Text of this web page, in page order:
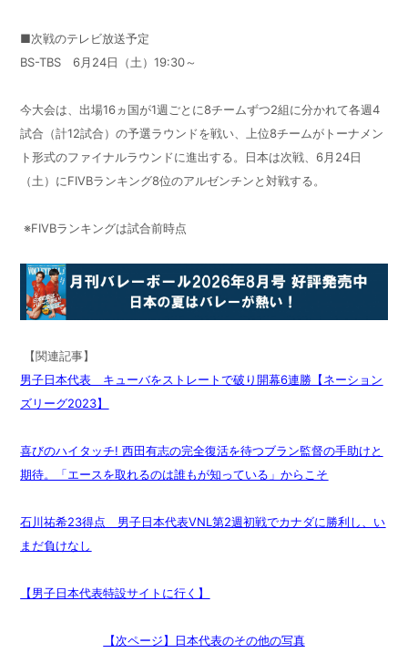
■次戦のテレビ放送予定
BS-TBS6月 24日（土）19:30～
今大会は、出場16ヵ国が1週ごとに8チームずつ2組に分かれて各週4
試合（計12試合）の予選ラウンドを戦い、上位8チームがトーナメン
ト形式のファイナルラウンドに進出する。日本は次戦、6月 24日
（土）にFIVBランキング8位のアルゼンチンと対戦する。
※FIVBランキングは試合前時点
【関連記事】
男子日本代表 キューバをストレートで破り開幕6連勝【ネーション
ズリーグ2023】
喜びのハイタッチ! 西田有志の完全復活を待つブラン監督の手助けと
期待。「エースを取れるのは誰もが知っている」からこそ
石川祐希23得点 男子日本代表VNL第2週初戦でカナダに勝利し、い
まだ負けなし
【男子日本代表特設サイトに行く】
【次ページ】日本代表のその他の写真